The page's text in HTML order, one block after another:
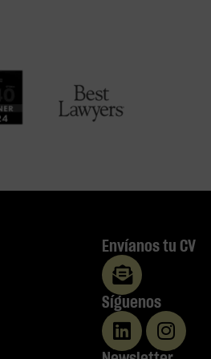
Envíanos tu CV
Síguenos